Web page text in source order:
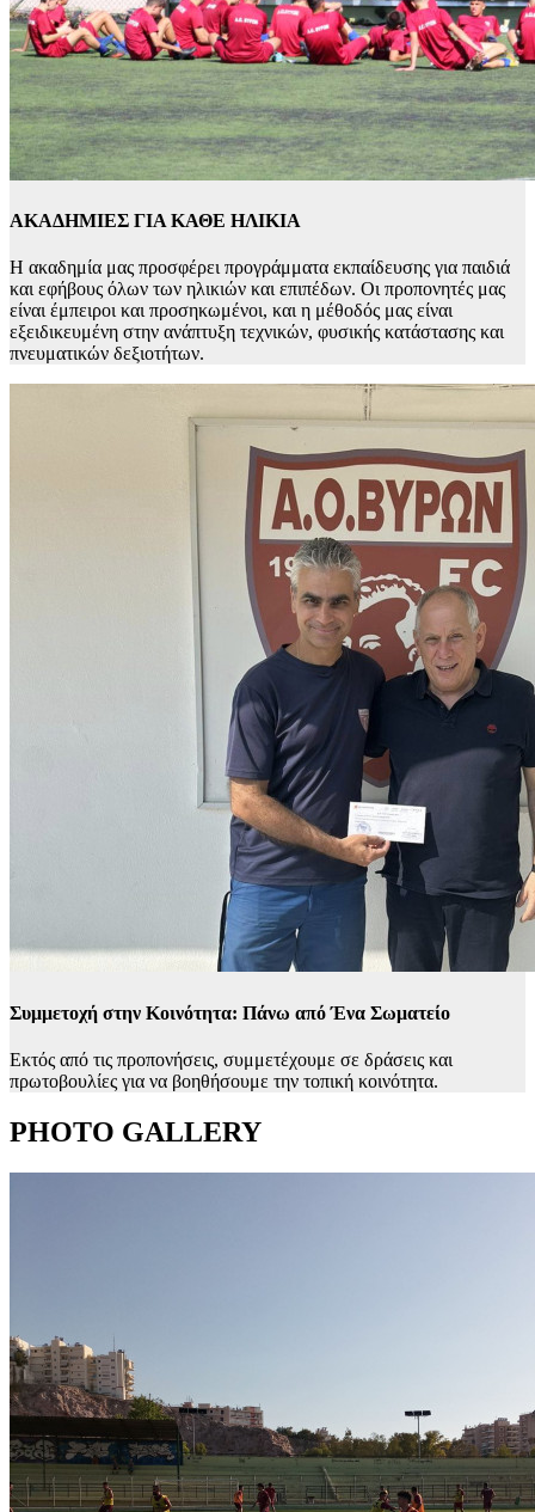
ΑΚΑΔΗΜΙΕΣ ΓΙΑ ΚΑΘΕ ΗΛΙΚΙΑ
Η ακαδημία μας προσφέρει προγράμματα εκπαίδευσης για παιδιά
και εφήβους όλων των ηλικιών και επιπέδων. Οι προπονητές μας
είναι έμπειροι και προσηκωμένοι, και η μέθοδός μας είναι
εξειδικευμένη στην ανάπτυξη τεχνικών, φυσικής κατάστασης και
πνευματικών δεξιοτήτων.
Συμμετοχή στην Κοινότητα: Πάνω από Ένα Σωματείο
Εκτός από τις προπονήσεις, συμμετέχουμε σε δράσεις και
πρωτοβουλίες για να βοηθήσουμε την τοπική κοινότητα.
PHOTO GALLERY